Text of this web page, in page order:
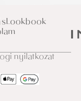
Lookbook
nyilatkozat